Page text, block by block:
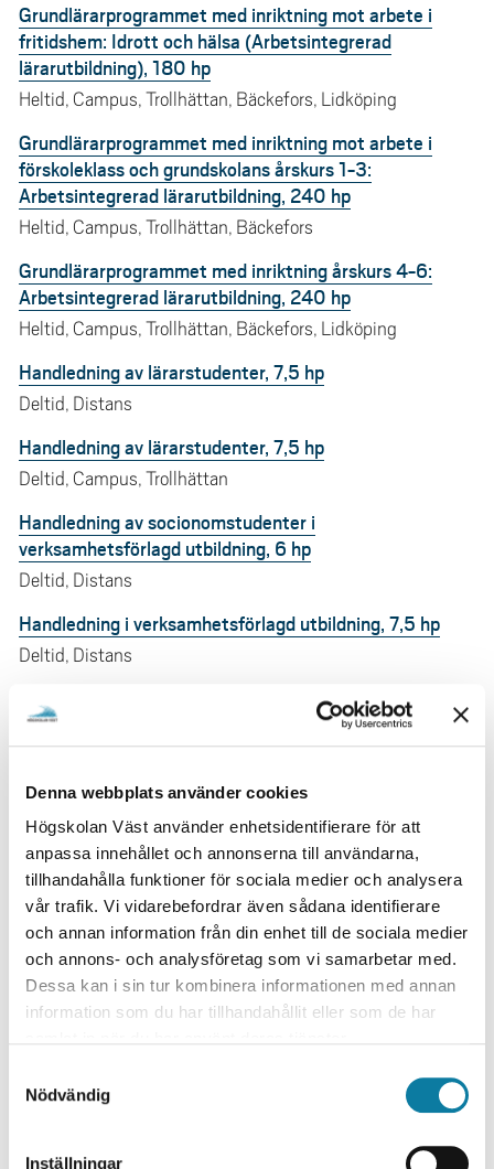
Denna webbplats använder cookies
Högskolan Väst använder enhetsidentifierare för att
anpassa innehållet och annonserna till användarna,
tillhandahålla funktioner för sociala medier och analysera
vår trafik. Vi vidarebefordrar även sådana identifierare
och annan information från din enhet till de sociala medier
och annons- och analysföretag som vi samarbetar med.
Dessa kan i sin tur kombinera informationen med annan
information som du har tillhandahållit eller som de har
Nödvändig
Inställningar
Grundlärarprogrammet med inriktning mot arbete i
fritidshem: Idrott och hälsa (Arbetsintegrerad
lärarutbildning), 180 hp
Heltid, Campus, Trollhättan, Bäckefors, Lidköping
Grundlärarprogrammet med inriktning mot arbete i
förskoleklass och grundskolans årskurs 1-3:
Arbetsintegrerad lärarutbildning, 240 hp
Heltid, Campus, Trollhättan, Bäckefors
Grundlärarprogrammet med inriktning årskurs 4-6:
Arbetsintegrerad lärarutbildning, 240 hp
Heltid, Campus, Trollhättan, Bäckefors, Lidköping
Handledning av lärarstudenter, 7,5 hp
Deltid, Distans
Handledning av lärarstudenter, 7,5 hp
Deltid, Campus, Trollhättan
Handledning av socionomstudenter i
verksamhetsförlagd utbildning, 6 hp
Deltid, Distans
Handledning i verksamhetsförlagd utbildning, 7,5 hp
Deltid, Distans
Handledningsmodellen Peer Learning inom
verksamhetsförlagd utbildning i vårdande yrken, 4,5 hp
Hantering av cyberrisker, 2,5 hp
Deltid, Distans
Historisk kriminologi - Grundkurs, 7,5 hp
Deltid, Distans
Hållbarhet - design och produktion av elfordon, 7,5 hp
Deltid, Distans, Trollhättan
Hållbarhet - design och produktion av elfordonets
Deltid, Distans
motor, 2,5 hp